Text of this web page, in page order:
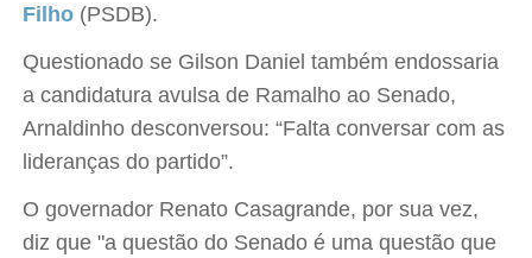
Filho (PSDB).
Questionado se Gilson Daniel também endossaria
a candidatura avulsa de Ramalho ao Senado,
Arnaldinho desconversou: “Falta conversar com as
lideranças do partido”.
O governador Renato Casagrande, por sua vez,
diz que "a questão do Senado é uma questão que